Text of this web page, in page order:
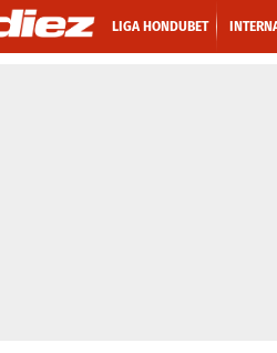
LIGA HONDUBET